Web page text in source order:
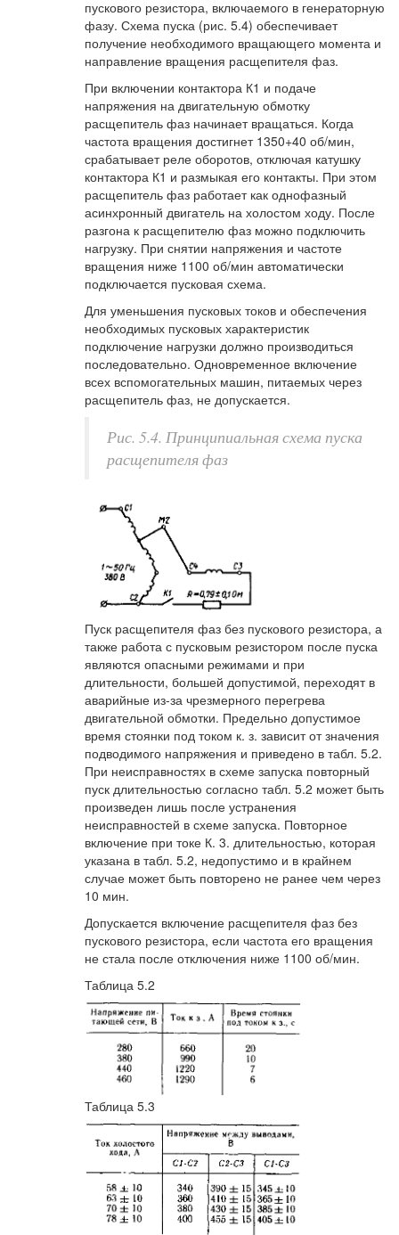
пускового резистора, включаемого в генераторную
фазу. Схема пуска (рис. 5.4) обеспечивает
получение необходимого вращающего момента и
направление вращения расщепителя фаз.
При включении контактора К1 и подаче
напряжения на двигательную обмотку
расщепитель фаз начинает вращаться. Когда
частота вращения достигнет 1350+40 об/мин,
срабатывает реле оборотов, отключая катушку
контактора К1 и размыкая его контакты. При этом
расщепитель фаз работает как однофазный
асинхронный двигатель на холостом ходу. После
разгона к расщепителю фаз можно подключить
нагрузку. При снятии напряжения и частоте
вращения ниже 1100 об/мин автоматически
подключается пусковая схема.
Для уменьшения пусковых токов и обеспечения
необходимых пусковых характеристик
подключение нагрузки должно производиться
последовательно. Одновременное включение
всех вспомогательных машин, питаемых через
расщепитель фаз, не допускается.
Рис. 5.4. Принципиальная схема пуска
расщепителя фаз
Пуск расщепителя фаз без пускового резистора, а
также работа с пусковым резистором после пуска
являются опасными режимами и при
длительности, большей допустимой, переходят в
аварийные из-за чрезмерного перегрева
двигательной обмотки. Предельно допустимое
время стоянки под током к. з. зависит от значения
подводимого напряжения и приведено в табл. 5.2.
При неисправностях в схеме запуска повторный
пуск длительностью согласно табл. 5.2 может быть
произведен лишь после устранения
неисправностей в схеме запуска. Повторное
включение при токе К. 3. длительностью, которая
указана в табл. 5.2, недопустимо и в крайнем
случае может быть повторено не ранее чем через
10 мин.
Допускается включение расщепителя фаз без
пускового резистора, если частота его вращения
не стала после отключения ниже 1100 об/мин.
Таблица 5.2
Таблица 5.3